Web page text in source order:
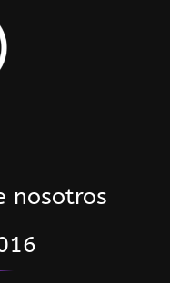
nosotros